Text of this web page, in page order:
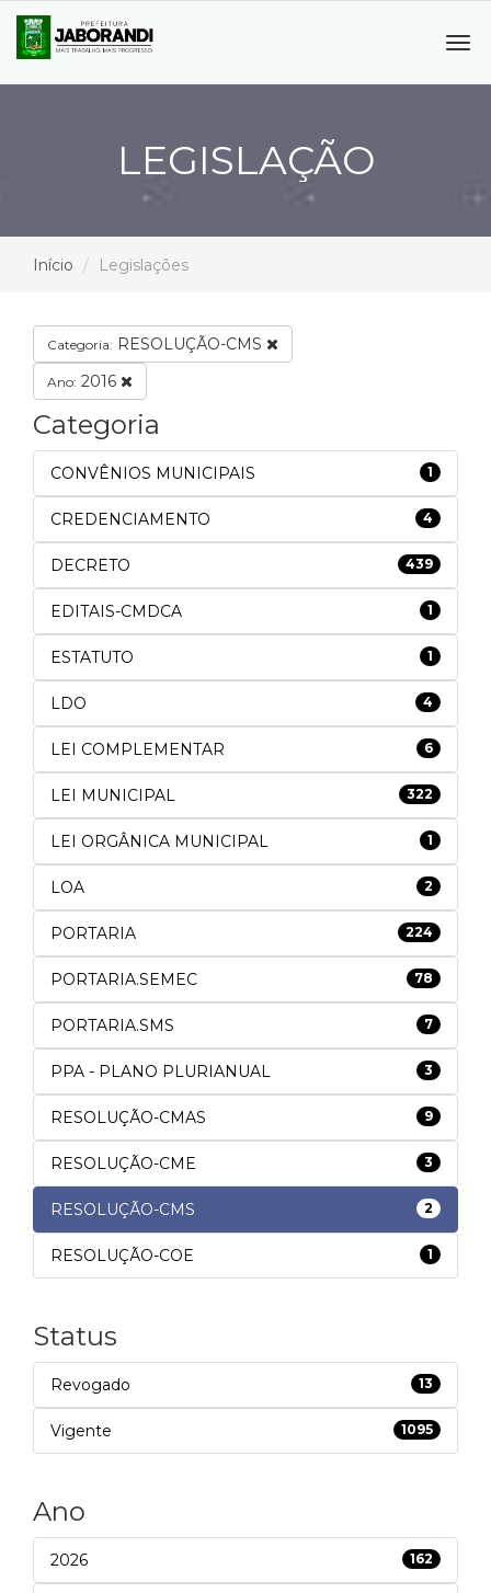
LEGISLAÇÃO
Início Legislações
Categoria: RESOLUÇÃO-CMS
Ano: 2016
Categoria
CONVÊNIOS MUNICIPAIS 1
CREDENCIAMENTO 4
DECRETO 439
EDITAIS-CMDCA 1
ESTATUTO 1
LDO 4
LEI COMPLEMENTAR 6
LEI MUNICIPAL 322
LEI ORGÂNICA MUNICIPAL 1
LOA 2
PORTARIA 224
PORTARIA.SEMEC 78
PORTARIA.SMS 7
PPA - PLANO PLURIANUAL 3
RESOLUÇÃO-CMAS 9
RESOLUÇÃO-CME 3
RESOLUÇÃO-CMS 2
RESOLUÇÃO-COE 1
Status
Revogado 13
Vigente 1095
Ano
2026 162